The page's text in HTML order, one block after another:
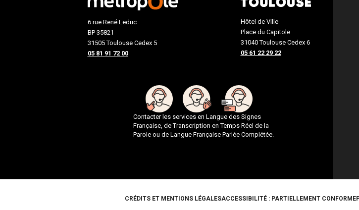
6 rue René Leduc
BP 35821
31505 Toulouse Cedex 5
05 81 91 72 00
Hôtel de Ville
Place du Capitole
31040 Toulouse Cedex 6
05 61 22 29 22
Contacter les services en Langue des Signes
Française, de Transcription en Temps Réel de la
Parole ou de Langue Française Parlée Complétée.
Pied de pageCRÉDITS ET MENTIONS LÉGALESACCESSIBILITÉ : PARTIELLEMENT CONFORME